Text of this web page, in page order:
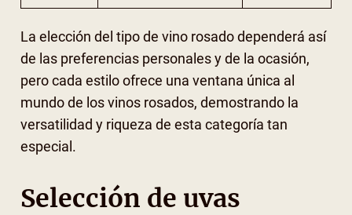
La elección del tipo de vino rosado dependerá así
de las preferencias personales y de la ocasión,
pero cada estilo ofrece una ventana única al
mundo de los vinos rosados, demostrando la
versatilidad y riqueza de esta categoría tan
especial.
Selección de uvas